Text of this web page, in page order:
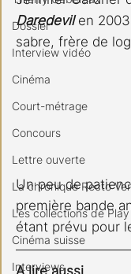
Dossier
Interview vidéo
Cinéma
Court-métrage
Concours
Lettre ouverte
La chronique Recto
Les collections de
Cinéma suisse
Interviews
Daredevil en
sabre, frère de
Un peu de
première bande
étant prévu pour